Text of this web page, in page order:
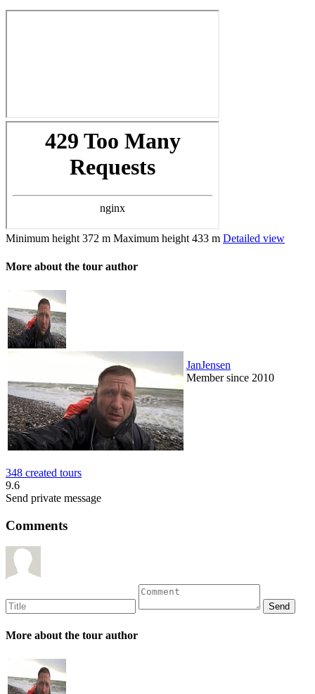
Minimum height 372 m Maximum height 433 m Detailed view
More about the tour author
JanJensen
Member since 2010
348 created tours
9.6
Send private message
Comments
More about the tour author